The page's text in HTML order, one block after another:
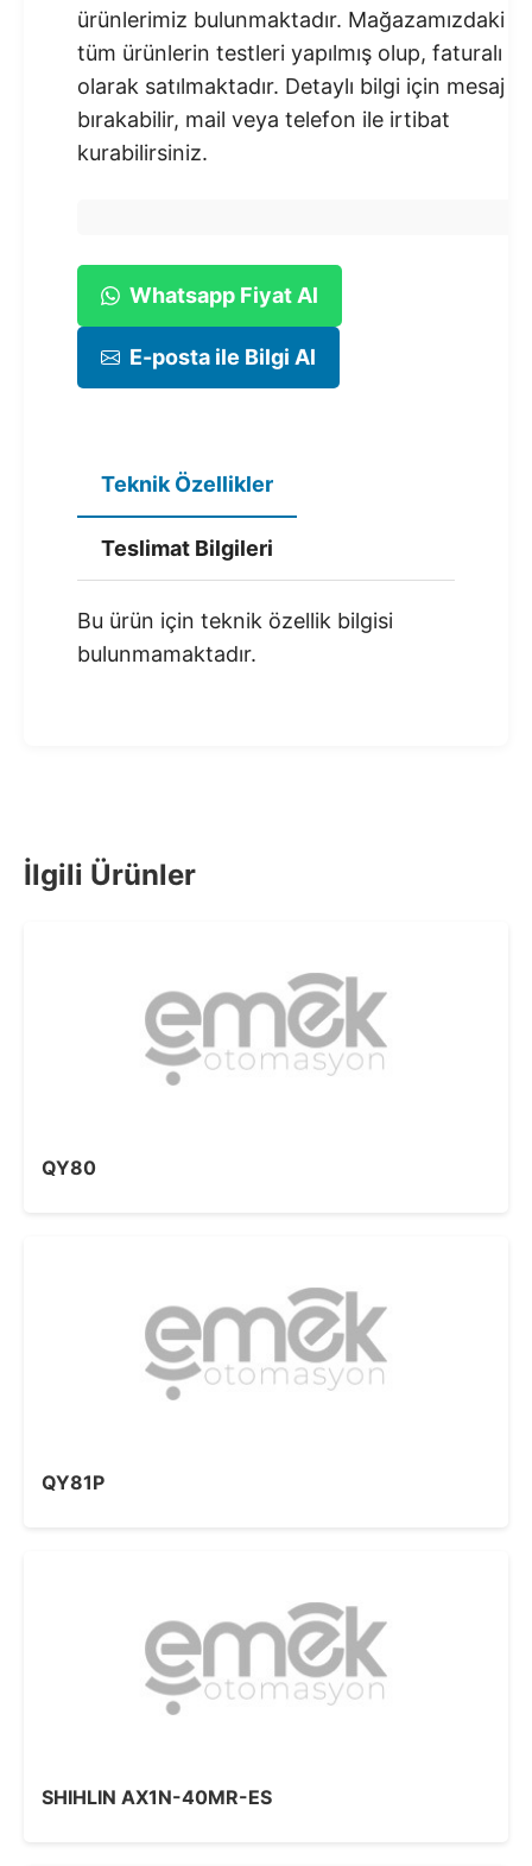
ürünlerimiz bulunmaktadır.​ Mağazamızdaki
tüm ürünlerin testleri yapılmış olup, faturalı
olarak satılmaktadır. Detaylı bilgi için mesaj
bırakabilir, mail veya telefon ile irtibat
kurabilirsiniz.
Whatsapp Fiyat Al
E-posta ile Bilgi Al
Teknik Özellikler
Teslimat Bilgileri
Bu ürün için teknik özellik bilgisi
bulunmamaktadır.
İlgili Ürünler
QY80
QY81P
SHIHLIN AX1N-40MR-ES